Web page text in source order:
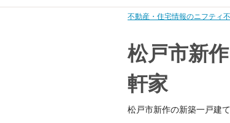
不動産・住宅情報のニフティ
松戸市新
軒家
松戸市新作の新築一戸建